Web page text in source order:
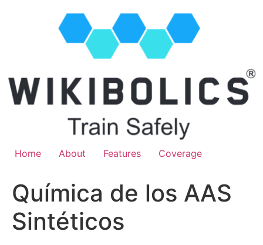
Home About Features Coverage
Química de los AAS
Sintéticos